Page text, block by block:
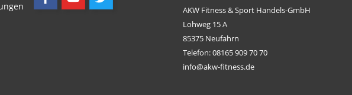
AKW Fitness & Sport Handels-GmbH
Lohweg 15 A
85375 Neufahrn
Telefon: 08165 909 70 70
info@akw-fitness.de